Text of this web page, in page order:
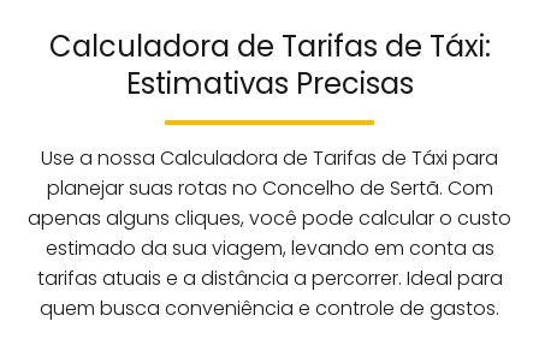
Calculadora de Tarifas de Táxi:
Estimativas Precisas
Use a nossa Calculadora de Tarifas de Táxi para
planejar suas rotas no Concelho de Sertã. Com
apenas alguns cliques, você pode calcular o custo
estimado da sua viagem, levando em conta as
tarifas atuais e a distância a percorrer. Ideal para
quem busca conveniência e controle de gastos.